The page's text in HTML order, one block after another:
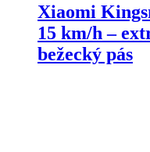
Xiaomi
15 km/h –
bežecký pás